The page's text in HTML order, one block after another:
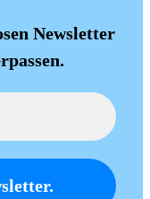
Newsletter